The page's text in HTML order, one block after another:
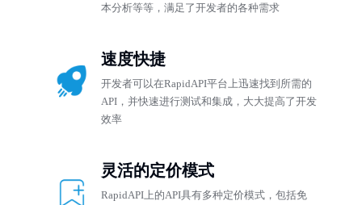
本分析等等，满足了开发者的各种需求
速度快捷
开发者可以在RapidAPI平台上迅速找到所需的
API，并快速进行测试和集成，大大提高了开发
效率
灵活的定价模式
RapidAPI上的API具有多种定价模式，包括免